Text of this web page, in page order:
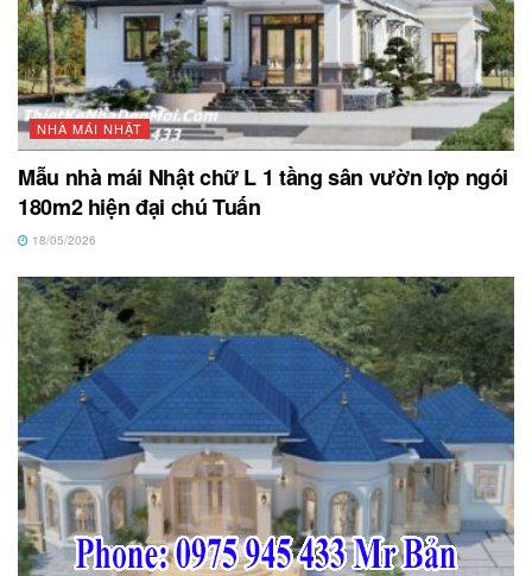
NHÀ MÁI NHẬT
Mẫu nhà mái Nhật chữ L 1 tầng sân vườn lợp ngói
180m2 hiện đại chú Tuấn
18/05/2026